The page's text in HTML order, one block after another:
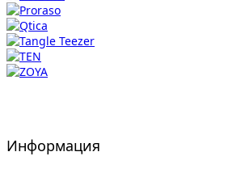
Информация